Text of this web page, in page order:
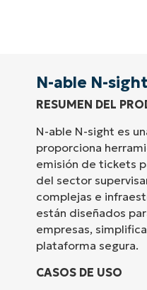
N-able N-sight
RESUMEN DEL
N-able N-sight es
proporciona
emisión de tickets
del sector
complejas e
están diseñados
empresas,
plataforma segura.
CASOS DE USO
Company